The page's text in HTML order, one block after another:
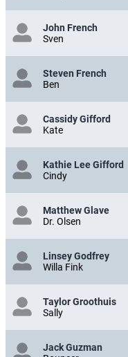
John French
Sven
Steven French
Ben
Cassidy Gifford
Kate
Kathie Lee Gifford
Cindy
Matthew Glave
Dr. Olsen
Linsey Godfrey
Willa Fink
Taylor Groothuis
Sally
Jack Guzman